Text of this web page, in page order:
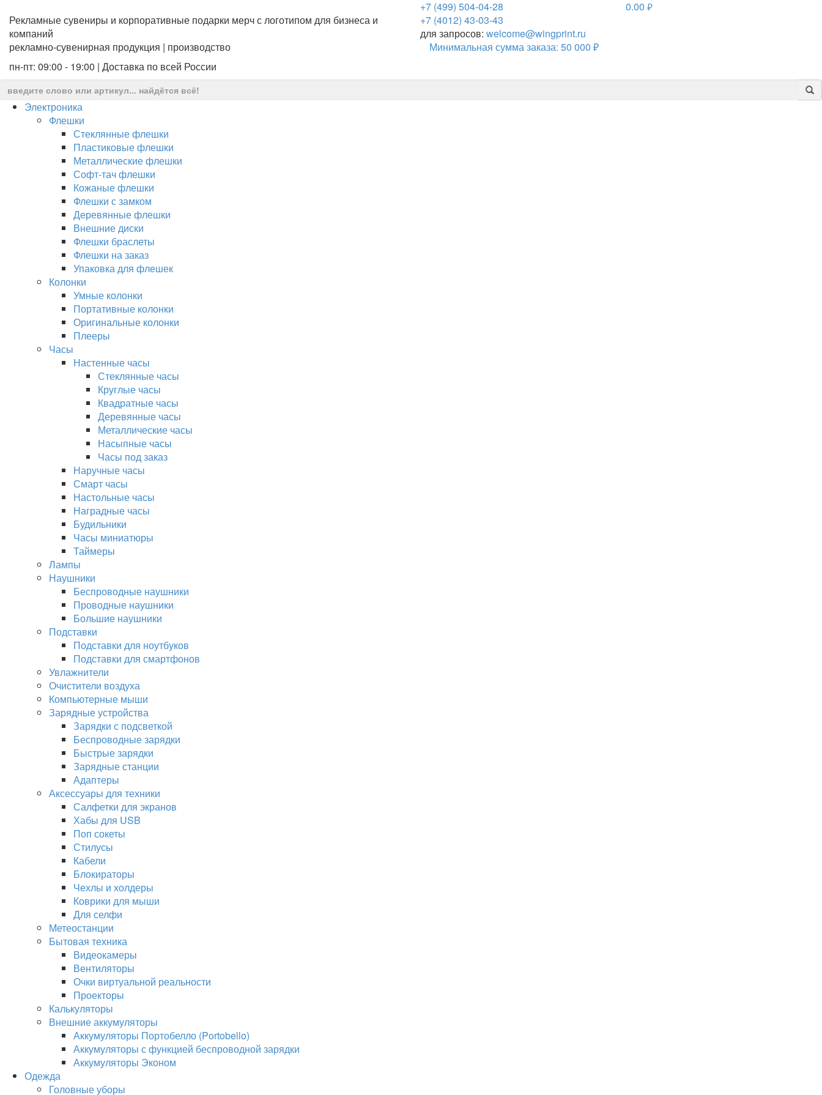
Рекламные сувениры и корпоративные подарки мерч с логотипом для бизнеса и
компаний
рекламно-сувенирная продукция | производство
пн-пт: 09:00 - 19:00 | Доставка по всей России
+7 (499) 504-04-28
+7 (4012) 43-03-43
для запросов: welcome@wingprint.ru
Минимальная сумма заказа: 50 000 ₽
0.00 руб.
Электроника
Флешки
Стеклянные флешки
Пластиковые флешки
Металлические флешки
Софт-тач флешки
Кожаные флешки
Флешки с замком
Деревянные флешки
Внешние диски
Флешки браслеты
Флешки на заказ
Упаковка для флешек
Колонки
Умные колонки
Портативные колонки
Оригинальные колонки
Плееры
Часы
Настенные часы
Стеклянные часы
Круглые часы
Квадратные часы
Деревянные часы
Металлические часы
Насыпные часы
Часы под заказ
Наручные часы
Смарт часы
Настольные часы
Наградные часы
Будильники
Часы миниатюры
Таймеры
Лампы
Наушники
Беспроводные наушники
Проводные наушники
Большие наушники
Подставки
Подставки для ноутбуков
Подставки для смартфонов
Увлажнители
Очистители воздуха
Компьютерные мыши
Зарядные устройства
Зарядки с подсветкой
Беспроводные зарядки
Быстрые зарядки
Зарядные станции
Адаптеры
Аксессуары для техники
Салфетки для экранов
Хабы для USB
Поп сокеты
Стилусы
Кабели
Блокираторы
Чехлы и холдеры
Коврики для мыши
Для селфи
Метеостанции
Бытовая техника
Видеокамеры
Вентиляторы
Очки виртуальной реальности
Проекторы
Калькуляторы
Внешние аккумуляторы
Аккумуляторы Портобелло (Portobello)
Аккумуляторы с функцией беспроводной зарядки
Аккумуляторы Эконом
Одежда
Головные уборы